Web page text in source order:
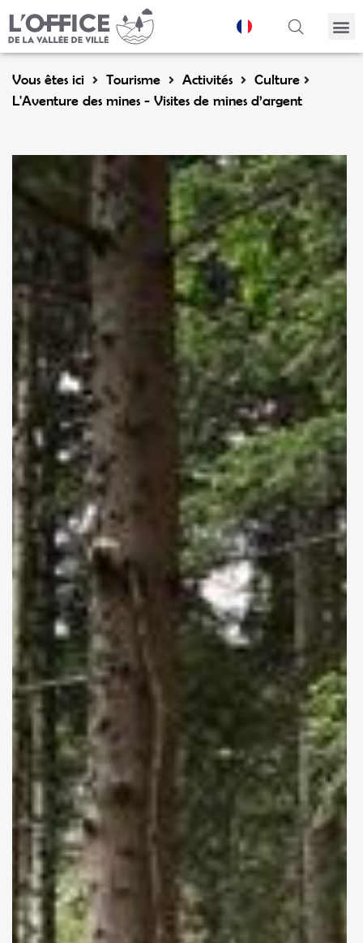
Vous êtes ici Tourisme Activités
Culture
L'Aventure des mines - Visites de mines d’argent
Panneau de gestion des cookies